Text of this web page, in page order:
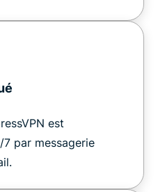
est
par messagerie